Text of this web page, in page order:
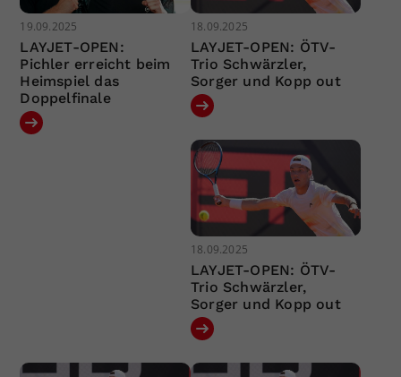
19.09.2025
LAYJET-OPEN:
Pichler erreicht beim
Heimspiel das
Doppelfinale
18.09.2025
LAYJET-OPEN: ÖTV-
Trio Schwärzler,
Sorger und Kopp out
18.09.2025
LAYJET-OPEN: ÖTV-
Trio Schwärzler,
Sorger und Kopp out